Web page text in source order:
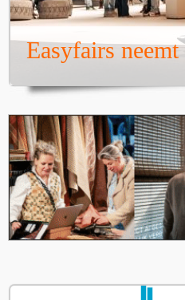
Easyfairs